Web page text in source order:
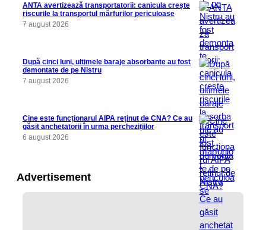
ANTA avertizează transportatorii: canicula crește
riscurile la transportul mărfurilor periculoase
7 august 2026
După cinci luni, ultimele baraje absorbante au fost
demontate de pe Nistru
7 august 2026
Cine este funcționarul AIPA reținut de CNA? Ce au
găsit anchetatorii în urma perchezițiilor
6 august 2026
Advertisement